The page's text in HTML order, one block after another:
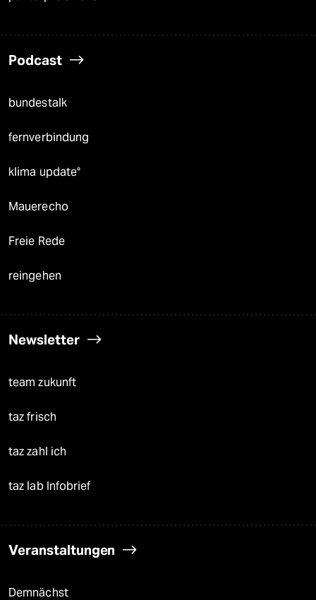
Podcast
bundestalk
fernverbindung
klima update°
Mauerecho
Freie Rede
reingehen
Newsletter
team zukunft
taz frisch
taz zahl ich
taz lab Infobrief
Veranstaltungen
Demnächst